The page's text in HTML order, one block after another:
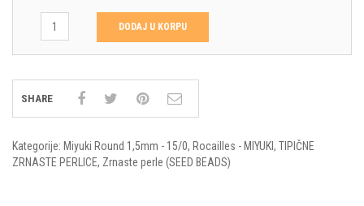
DODAJ U KORPU
SHARE
Kategorije: Miyuki Round 1,5mm - 15/0, Rocailles - MIYUKI, TIPIČNE
ZRNASTE PERLICE, Zrnaste perle (SEED BEADS)